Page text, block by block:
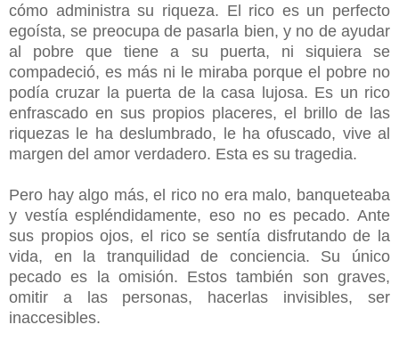
cómo administra su riqueza. El rico es un perfecto
egoísta, se preocupa de pasarla bien, y no de ayudar
al pobre que tiene a su puerta, ni siquiera se
compadeció, es más ni le miraba porque el pobre no
podía cruzar la puerta de la casa lujosa. Es un rico
enfrascado en sus propios placeres, el brillo de las
riquezas le ha deslumbrado, le ha ofuscado, vive al
margen del amor verdadero. Esta es su tragedia.
Pero hay algo más, el rico no era malo, banqueteaba
y vestía espléndidamente, eso no es pecado. Ante
sus propios ojos, el rico se sentía disfrutando de la
vida, en la tranquilidad de conciencia. Su único
pecado es la omisión. Estos también son graves,
omitir a las personas, hacerlas invisibles, ser
inaccesibles.